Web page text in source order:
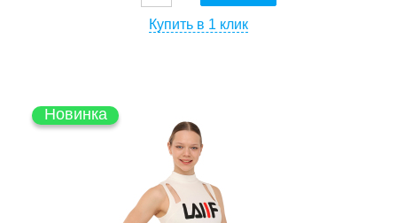
Купить в 1 клик
Новинка